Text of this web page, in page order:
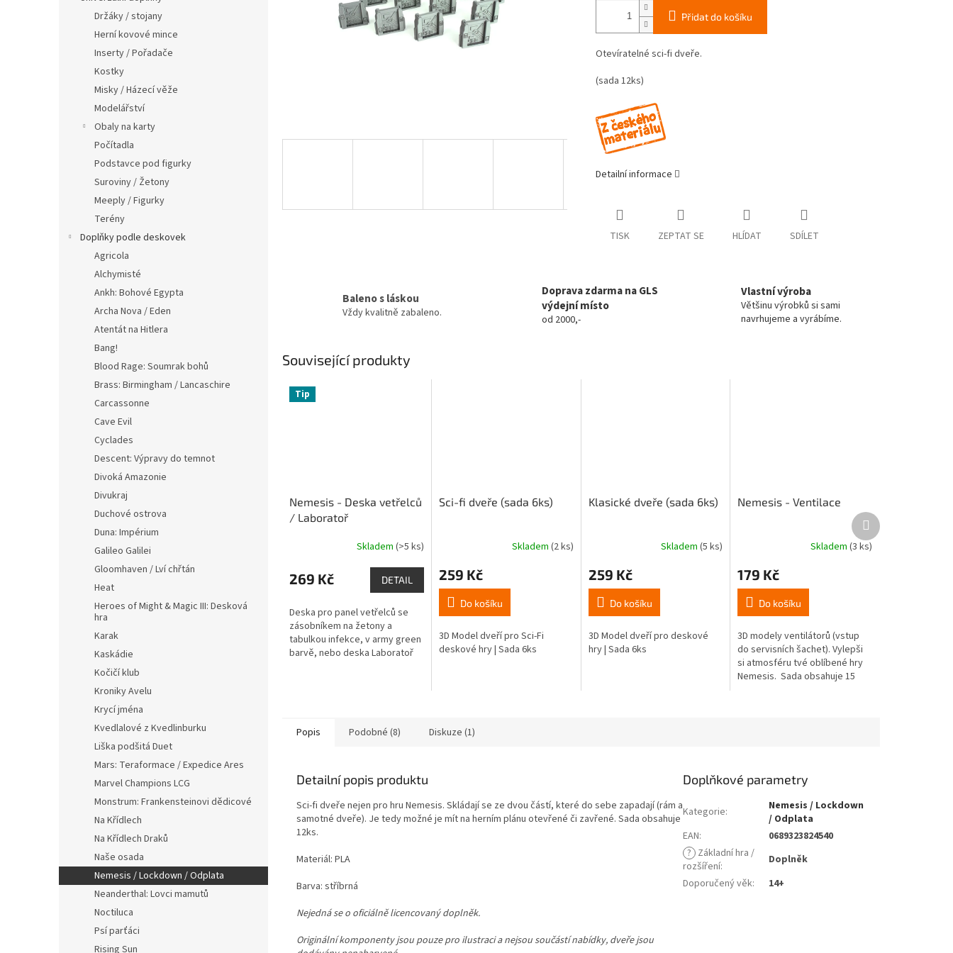
Držáky / stojany
Herní kovové mince
Inserty / Pořadače
Kostky
Misky / Házecí věže
Modelářství
Obaly na karty
Počítadla
Podstavce pod figurky
Suroviny / Žetony
Meeply / Figurky
Terény
Doplňky podle deskovek
Agricola
Alchymisté
Ankh: Bohové Egypta
Archa Nova / Eden
Atentát na Hitlera
Bang!
Blood Rage: Soumrak bohů
Brass: Birmingham / Lancaschire
Carcassonne
Cave Evil
Cyclades
Descent: Výpravy do temnot
Divoká Amazonie
Divukraj
Duchové ostrova
Duna: Impérium
Galileo Galilei
Gloomhaven / Lví chřtán
Heat
Heroes of Might & Magic III: Desková
hra
Karak
Kaskádie
Kočičí klub
Kroniky Avelu
Krycí jména
Kvedlalové z Kvedlinburku
Liška podšitá Duet
Mars: Teraformace / Expedice Ares
Marvel Champions LCG
Monstrum: Frankensteinovi dědicové
Na Křídlech
Na Křídlech Draků
Naše osada
Nemesis / Lockdown / Odplata
Neanderthal: Lovci mamutů
Noctiluca
Psí parťáci
Rising Sun
Přidat do košíku
Otevíratelné sci-fi dveře.
(sada 12ks)
Detailní informace
TISK ZEPTAT SE HLÍDAT SDÍLET
Baleno s láskou
Vždy kvalitně zabaleno.
Doprava zdarma na GLS
výdejní místo
od 2000,-
Vlastní výroba
Většinu výrobků si sami
navrhujeme a vyrábíme.
Související produkty
Tip
Nemesis - Deska vetřelců
/ Laboratoř
produktu
je
z
5
hvězdiček.
Skladem (>5 ks)
269 Kč DETAIL
Deska pro panel vetřelců se
zásobníkem na žetony a
tabulkou infekce, v army green
barvě, nebo deska Laboratoř
Sci-fi dveře (sada 6ks)
Skladem (2 ks)
259 Kč
Do košíku
3D Model dveří pro Sci-Fi
deskové hry | Sada 6ks
Klasické dveře (sada 6ks)
Skladem(5 ks)
259 Kč
Do košíku
3D Model dveří pro deskové
hry | Sada 6ks
Nemesis - Ventilace
produktu
je
5,0
z
5
hvězdiček.
Skladem(3 ks)
179 Kč
Do košíku
3D modely ventilátorů (vstup
do servisních šachet). Vylepši
si atmosféru tvé oblíbené hry
Nemesis. Sada obsahuje 15
Další
produkt
Popis Podobné (8) Diskuze (1)
Detailní popis produktu
Sci-fi dveře nejen pro hru Nemesis. Skládají se ze dvou částí, které do sebe zapadají (rám a
samotné dveře). Je tedy možné je mít na herním plánu otevřené či zavřené. Sada obsahuje
12ks.
Materiál: PLA
Barva: stříbrná
Nejedná se o oficiálně licencovaný doplněk.
Originální komponenty jsou pouze pro ilustraci a nejsou součástí nabídky, dveře jsou
Doplňkové parametry
Kategorie:
Nemesis / Lockdown
/ Odplata
EAN:
0689323824540
? Základní hra /
rozšíření:
Doplněk
Doporučený věk: 14+